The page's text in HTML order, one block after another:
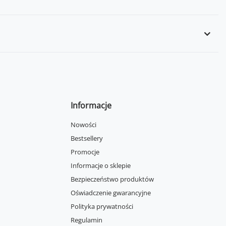
Informacje
Nowości
Bestsellery
Promocje
Informacje o sklepie
Bezpieczeństwo produktów
Oświadczenie gwarancyjne
Polityka prywatności
Regulamin